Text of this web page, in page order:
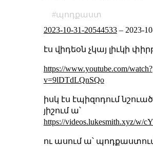
պոդքաստ
2023-10-31-20544533– 2023-
էս վիդեօն չկայ լիւկի
https://www.youtube.com/watch?
v=9lDTdLQnSQo
իսկ էս էպիզոդում
յիշում ա՝
https://videos.lukesmith.xyz/w/
ու ասում ա՝